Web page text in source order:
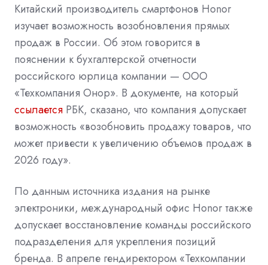
Китайский производитель смартфонов Honor
изучает возможность возобновления прямых
продаж в России. Об этом говорится в
пояснении к бухгалтерской отчетности
российского юрлица компании — ООО
«Техкомпания Онор». В документе, на который
ссылается РБК, сказано, что компания допускает
возможность «возобновить продажу товаров, что
может привести к увеличению объемов продаж в
2026 году».
По данным источника издания на рынке
электроники, международный офис Honor также
допускает восстановление команды российского
подразделения для укрепления позиций
бренда. В апреле гендиректором «Техкомпании